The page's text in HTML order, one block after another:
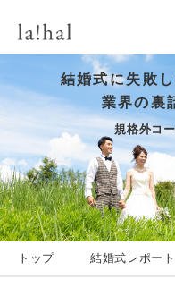
結婚式に失敗
業界の裏
規格外コ
トップ 結婚式レポート